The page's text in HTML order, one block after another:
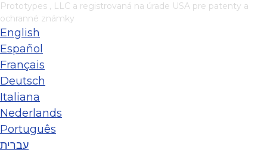
Prototypes , LLC a registrovaná na úrade USA pre patenty a
ochranné známky
English
Español
Français
Deutsch
Italiana
Nederlands
Português
עברית